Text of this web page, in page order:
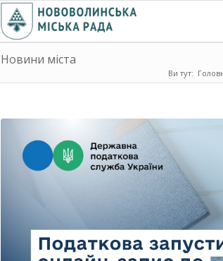
Новини міста
Ви тут: